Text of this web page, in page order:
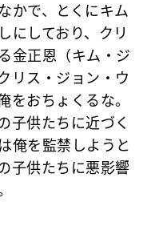
かで、とくにキム
にしており、クリ
金正恩（キム・ジ
リス・ジョン・ウ
をおちょくるな。
子供たちに近づく
俺を監禁しようと
子供たちに悪影響